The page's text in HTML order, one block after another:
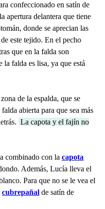
confeccionado en satín de
apertura delantera que tiene
donde se aprecian las
este tejido. En el pecho
que en la falda son
la falda es lisa, ya que está
de la espalda, que se
abierta para que sea más
La capota y el fajín no
combinado con la capota
Además, Lucía lleva el
Para que no se le vea el
cubrepañal de satín de